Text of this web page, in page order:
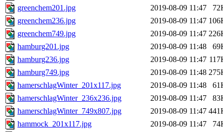
greenchem201.jpg
2019-08-09 11:47
greenchem236.jpg
2019-08-09 11:47
greenchem749.jpg
2019-08-09 11:47
hamburg201.jpg
2019-08-09 11:48
hamburg236.jpg
2019-08-09 11:47
hamburg749.jpg
2019-08-09 11:48
hamerschlagWinter_201x117.jpg
2019-08-09 11:48
hamerschlagWinter_236x236.jpg
2019-08-09 11:47
hamerschlagWinter_749x807.jpg
2019-08-09 11:47
hammock_201x117.jpg
2019-08-09 11:47